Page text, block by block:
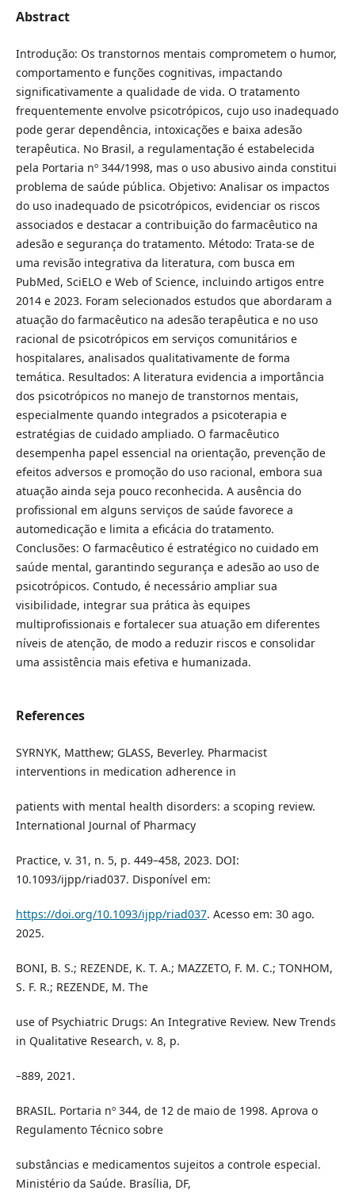
Abstract
Introdução: Os transtornos mentais comprometem o humor,
comportamento e funções cognitivas, impactando
significativamente a qualidade de vida. O tratamento
frequentemente envolve psicotrópicos, cujo uso inadequado
pode gerar dependência, intoxicações e baixa adesão
terapêutica. No Brasil, a regulamentação é estabelecida
pela Portaria nº 344/1998, mas o uso abusivo ainda constitui
problema de saúde pública. Objetivo: Analisar os impactos
do uso inadequado de psicotrópicos, evidenciar os riscos
associados e destacar a contribuição do farmacêutico na
adesão e segurança do tratamento. Método: Trata-se de
uma revisão integrativa da literatura, com busca em
PubMed, SciELO e Web of Science, incluindo artigos entre
2014 e 2023. Foram selecionados estudos que abordaram a
atuação do farmacêutico na adesão terapêutica e no uso
racional de psicotrópicos em serviços comunitários e
hospitalares, analisados qualitativamente de forma
temática. Resultados: A literatura evidencia a importância
dos psicotrópicos no manejo de transtornos mentais,
especialmente quando integrados a psicoterapia e
estratégias de cuidado ampliado. O farmacêutico
desempenha papel essencial na orientação, prevenção de
efeitos adversos e promoção do uso racional, embora sua
atuação ainda seja pouco reconhecida. A ausência do
profissional em alguns serviços de saúde favorece a
automedicação e limita a eficácia do tratamento.
Conclusões: O farmacêutico é estratégico no cuidado em
saúde mental, garantindo segurança e adesão ao uso de
psicotrópicos. Contudo, é necessário ampliar sua
visibilidade, integrar sua prática às equipes
multiprofissionais e fortalecer sua atuação em diferentes
níveis de atenção, de modo a reduzir riscos e consolidar
uma assistência mais efetiva e humanizada.
References
SYRNYK, Matthew; GLASS, Beverley. Pharmacist
interventions in medication adherence in
patients with mental health disorders: a scoping review.
International Journal of Pharmacy
Practice, v. 31, n. 5, p. 449–458, 2023. DOI:
10.1093/ijpp/riad037. Disponível em:
https://doi.org/10.1093/ijpp/riad037. Acesso em: 30 ago.
2025.
BONI, B. S.; REZENDE, K. T. A.; MAZZETO, F. M. C.; TONHOM,
S. F. R.; REZENDE, M. The
use of Psychiatric Drugs: An Integrative Review. New Trends
in Qualitative Research, v. 8, p.
–889, 2021.
BRASIL. Portaria nº 344, de 12 de maio de 1998. Aprova o
Regulamento Técnico sobre
substâncias e medicamentos sujeitos a controle especial.
Ministério da Saúde. Brasília, DF,